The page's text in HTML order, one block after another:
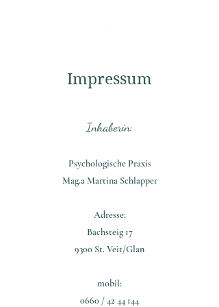
Impressum
Inhaberin:
Psychologische Praxis
Mag.a Martina Schlapper
Adresse:
Bachsteig 17
9300 St. Veit/Glan
mobil:
0660 /42 44 144